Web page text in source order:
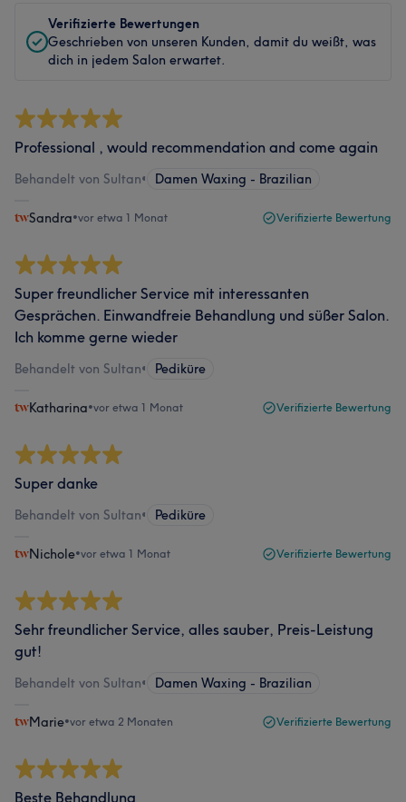
Verifizierte Bewertungen
Geschrieben von unseren Kunden, damit du weißt, was
dich in jedem Salon erwartet.
Professional , would recommendation and come again
Behandelt von Sultan• Damen Waxing - Brazilian
Sandra•vor etwa 1 Monat Verifizierte Bewertung
Super freundlicher Service mit interessanten
Gesprächen. Einwandfreie Behandlung und süßer Salon.
Ich komme gerne wieder
Behandelt von Sultan• Pediküre
Katharina•vor etwa 1 Monat Verifizierte Bewertung
Super danke
Behandelt von Sultan• Pediküre
Nichole•vor etwa 1 Monat Verifizierte Bewertung
Sehr freundlicher Service, alles sauber, Preis-Leistung
gut!
Behandelt von Sultan• Damen Waxing - Brazilian
Marie•vor etwa 2 Monaten Verifizierte Bewertung
Beste Behandlung